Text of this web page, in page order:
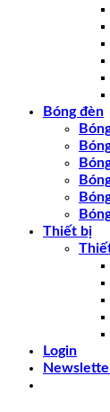
Bóng đèn
Thiết bị
Login